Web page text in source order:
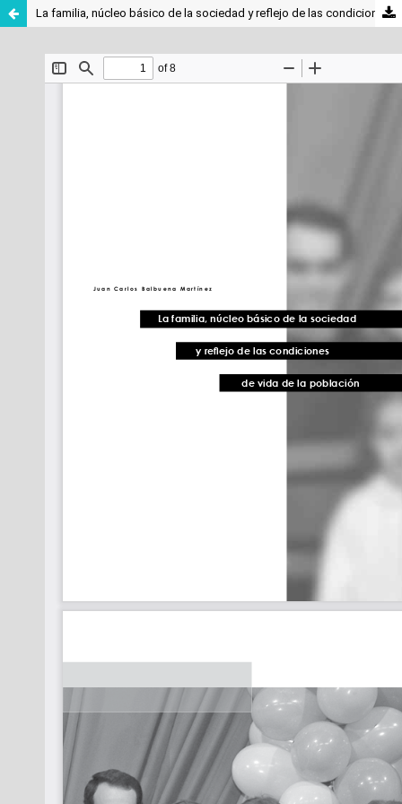
La familia, núcleo básico de la sociedad y reflejo de las condiciones de vida de la población